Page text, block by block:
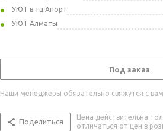
УЮТ в тц Апорт
УЮТ Алматы
Под заказ
Наши менеджеры обязательно свяжутся с
Поделиться
Цена действительна
отличаться от цен в